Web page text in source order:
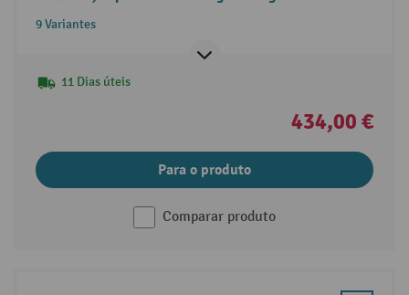
9 Variantes
11 Dias úteis
434,00 €
Para o produto
Comparar produto